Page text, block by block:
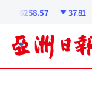
6258.57 37.81